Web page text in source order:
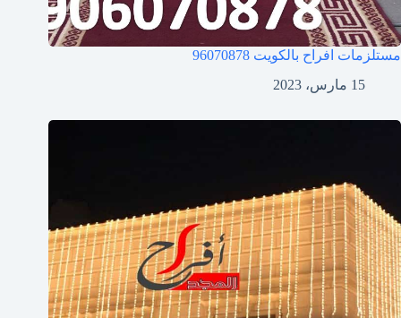
مستلزمات افراح بالكويت 96070878
15 مارس، 2023